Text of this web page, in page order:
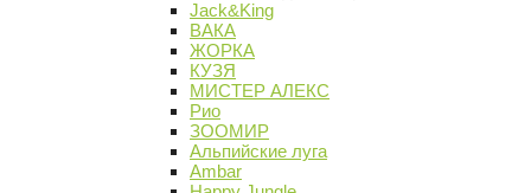
Jack&King
ВАКА
ЖОРКА
КУЗЯ
МИСТЕР АЛЕКС
Рио
ЗООМИР
Альпийские луга
Ambar